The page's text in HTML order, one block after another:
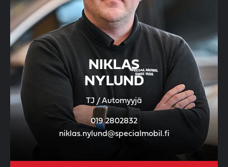
NIKLAS
NYLUND
TJ / Automyyjä
019 2802832
niklas.nylund@specialmobil.fi